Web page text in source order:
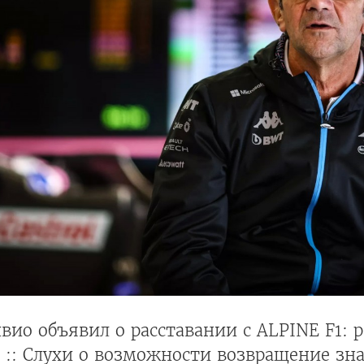
объявил о расставании с ALPINE F1:
:: Слухи о возможности возвращение